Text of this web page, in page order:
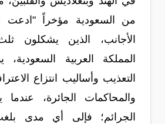
من السعودية مؤخراً "ادعت
الأجانب، الذين يشكلون
المملكة العربية
التعذيب وأساليب انتزاع
والمحاكمات الجائرة، عندما
الجرائم؛ فإلى أي مدى